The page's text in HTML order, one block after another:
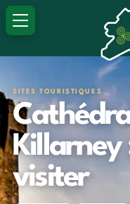
SITES TOURISTIQUES
Killarney
visiter